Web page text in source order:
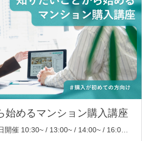
始めるマンション購入講座